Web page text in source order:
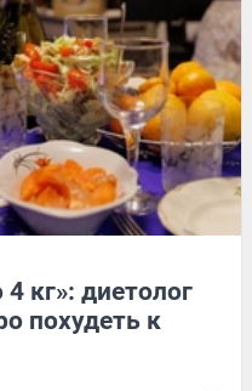
кг»: диетолог
похудеть к